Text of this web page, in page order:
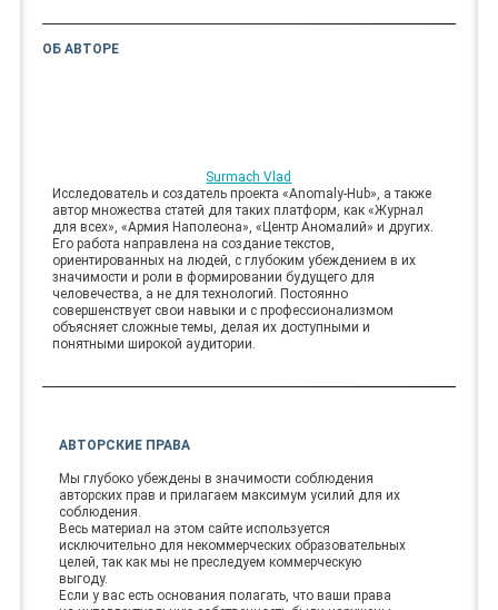
ОБ АВТОРЕ
Surmach Vlad
Исследователь и создатель проекта «Anomaly-Hub», а также
автор множества статей для таких платформ, как «Журнал
для всех», «Армия Наполеона», «Центр Аномалий» и других.
Его работа направлена на создание текстов,
ориентированных на людей, с глубоким убеждением в их
значимости и роли в формировании будущего для
человечества, а не для технологий. Постоянно
совершенствует свои навыки и с профессионализмом
объясняет сложные темы, делая их доступными и
понятными широкой аудитории.
АВТОРСКИЕ ПРАВА
Мы глубоко убеждены в значимости соблюдения
авторских прав и прилагаем максимум усилий для их
соблюдения.
Весь материал на этом сайте используется
исключительно для некоммерческих образовательных
целей, так как мы не преследуем коммерческую
выгоду.
Если у вас есть основания полагать, что ваши права